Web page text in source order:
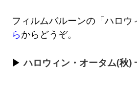
フィルムバルーンの「ハロウ
らからどうぞ。
ハロウィン・オータム(秋)